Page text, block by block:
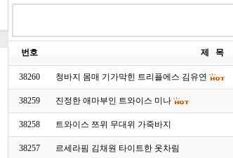
번호 제 목
38260 청바지 몸매 기가막힌 트리플에스 김유연
38259 진정한 애마부인 트와이스 미나
38258 트와이스 쯔위 무대위 가죽바지
38257 르세라핌 김채원 타이트한 옷차림